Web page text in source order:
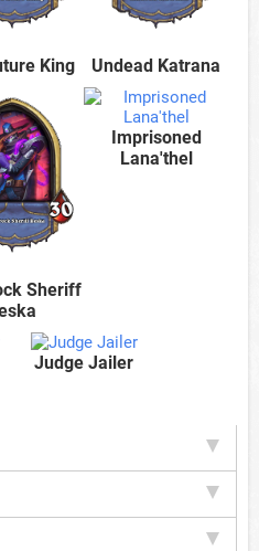
King Undead Katrana
Sheriff
Imprisoned
Lana'thel
Judge Jailer